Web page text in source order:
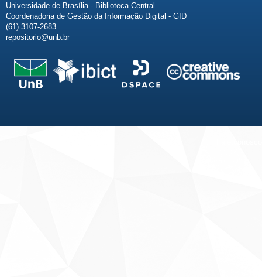
Universidade de Brasília - Biblioteca Central
Coordenadoria de Gestão da Informação Digital - GID
(61) 3107-2683
repositorio@unb.br